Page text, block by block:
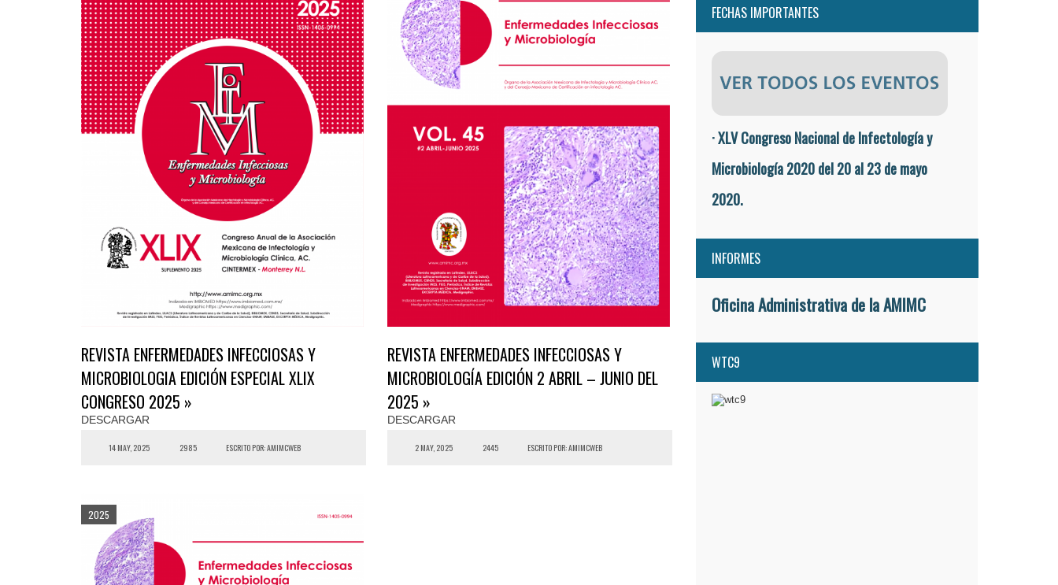
REVISTA ENFERMEDADES INFECCIOSAS Y
MICROBIOLOGIA EDICIÓN ESPECIAL XLIX
CONGRESO 2025 »
DESCARGAR
14 MAY, 2025 2985 ESCRITO POR: AMIMCWEB
2025
REVISTA ENFERMEDADES INFECCIOSAS Y
MICROBIOLOGÍA EDICIÓN 2 ABRIL – JUNIO DEL
2025 »
DESCARGAR
2 MAY, 2025 2445 ESCRITO POR: AMIMCWEB
FECHAS IMPORTANTES
· XLV Congreso Nacional de Infectología y
Microbiología 2020 del 20 al 23 de mayo
2020.
INFORMES
Oficina Administrativa de la AMIMC
WTC9